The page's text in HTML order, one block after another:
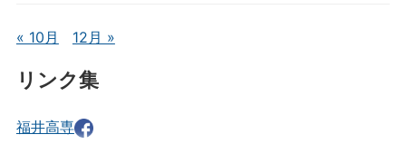
« 10月 12月 »
リンク集
福井高専